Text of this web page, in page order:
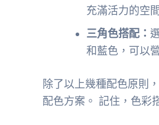
充滿活力的空
三角色搭配：
和藍色，可以
除了以上幾種配色原則
配色方案。 記住，色彩